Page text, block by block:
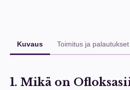
Kuvaus Toimitus ja palautukset
1. Mikä on